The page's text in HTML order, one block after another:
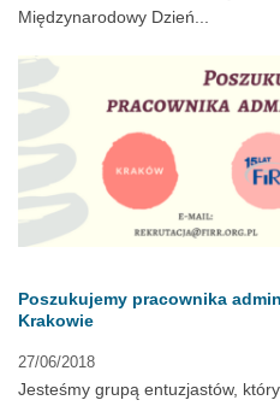
Międzynarodowy Dzień...
Poszukujemy pracownika
Krakowie
27/06/2018
Jesteśmy grupą entuzjastów,